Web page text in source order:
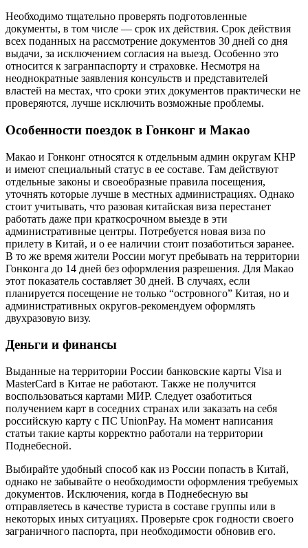
Необходимо тщательно проверять подготовленные
документы, в том числе — срок их действия. Срок действия
всех поданных на рассмотрение документов 30 дней со дня
выдачи, за исключением согласия на выезд. Особенно это
относится к загранпаспорту и страховке. Несмотря на
неоднократные заявления консульств и представителей
властей на местах, что сроки этих документов практически не
проверяются, лучше исключить возможные проблемы.
Особенности поездок в Гонконг и Макао
Макао и Гонконг относятся к отдельным админ округам КНР
и имеют специальный статус в ее составе. Там действуют
отдельные законы и своеобразные правила посещения,
уточнять которые лучше в местных администрациях. Однако
стоит учитывать, что разовая китайская виза перестанет
работать даже при краткосрочном выезде в эти
административные центры. Потребуется новая виза по
прилету в Китай, и о ее наличии стоит позаботиться заранее.
В то же время жители России могут пребывать на территории
Гонконга до 14 дней без оформления разрешения. Для Макао
этот показатель составляет 30 дней. В случаях, если
планируется посещение не только “островного” Китая, но и
административных округов-рекомендуем оформлять
двухразовую визу.
Деньги и финансы
Выданные на территории России банковские карты Visa и
MasterCard в Китае не работают. Также не получится
воспользоваться картами МИР. Следует озаботиться
получением карт в соседних странах или заказать на себя
российскую карту с ПС UnionPay. На момент написания
статьи такие карты корректно работали на территории
Поднебесной.
Выбирайте удобный способ как из России попасть в Китай,
однако не забывайте о необходимости оформления требуемых
документов. Исключения, когда в Поднебесную вы
отправляетесь в качестве туриста в составе группы или в
некоторых иных ситуациях. Проверьте срок годности своего
заграничного паспорта, при необходимости обновив его.